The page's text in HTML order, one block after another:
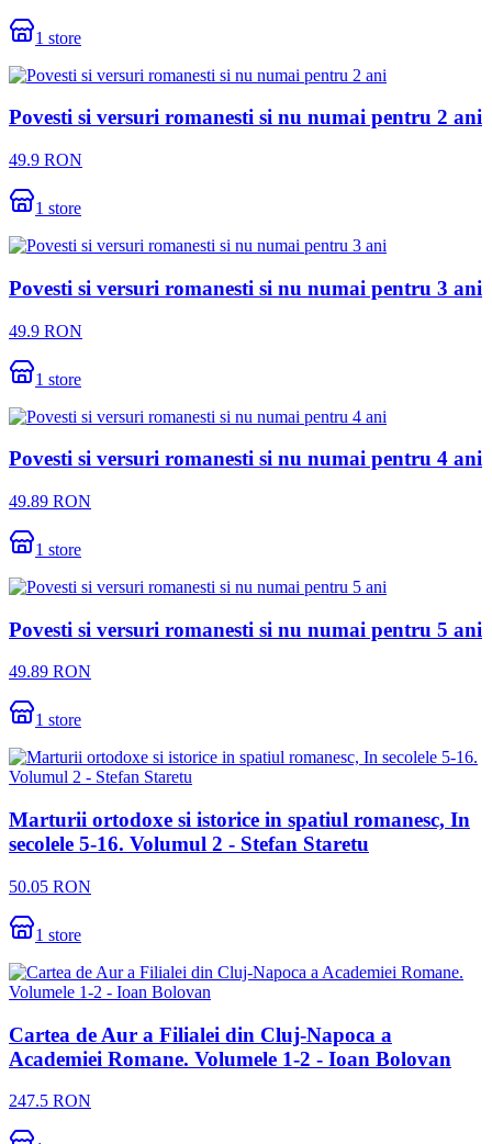
1 store
Povesti si versuri romanesti si nu numai pentru 2 ani
49.9 RON
1 store
Povesti si versuri romanesti si nu numai pentru 3 ani
49.9 RON
1 store
Povesti si versuri romanesti si nu numai pentru 4 ani
49.89 RON
1 store
Povesti si versuri romanesti si nu numai pentru 5 ani
49.89 RON
1 store
Marturii ortodoxe si istorice in spatiul romanesc, In
secolele 5-16. Volumul 2 - Stefan Staretu
50.05 RON
1 store
Cartea de Aur a Filialei din Cluj-Napoca a
Academiei Romane. Volumele 1-2 - Ioan Bolovan
247.5 RON